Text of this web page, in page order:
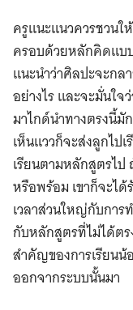
ครูแนะแนวควรชวนใ
ครอบด้วยหลักคิดแบ
แนะนำว่าศิลปะจะกล
อย่างไร และจะมั่นใจ
มาไกด์นำทางตรงนี้
เห็นแววก็จะส่งลูกไป
เรียนตามหลักสูตรไ
หรือพร้อม เขาก็จะไ
เวลาส่วนใหญ่กับการ
กับหลักสูตรที่ไม่ได้ตร
สำคัญของการเรียนน้
ออกจากระบบนั้นมา